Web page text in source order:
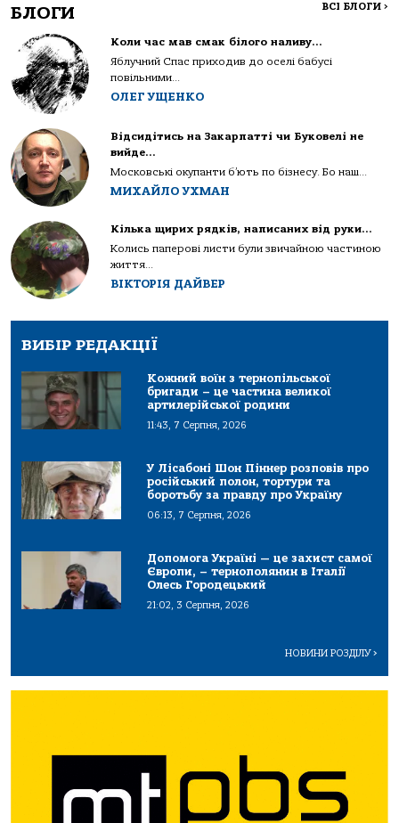
БЛОГИ ВСІ БЛОГИ >
Коли час мав смак білого наливу…
Яблучний Спас приходив до оселі бабусі
повільними...
ОЛЕГ УЩЕНКО
Відсидітись на Закарпатті чи Буковелі не
вийде…
Московські окупанти б’ють по бізнесу. Бо наш...
МИХАЙЛО УХМАН
Кілька щирих рядків, написаних від руки…
Колись паперові листи були звичайною частиною
життя...
ВІКТОРІЯ ДАЙВЕР
ВИБІР РЕДАКЦІЇ
Кожний воїн з тернопільської
бригади – це частина великої
артилерійської родини
11:43, 7 Серпня, 2026
У Лісабоні Шон Піннер розповів про
російський полон, тортури та
боротьбу за правду про Україну
06:13, 7 Серпня, 2026
Допомога Україні — це захист самої
Європи, – тернополянин в Італії
Олесь Городецький
21:02, 3 Серпня, 2026
НОВИНИ РОЗДІЛУ>